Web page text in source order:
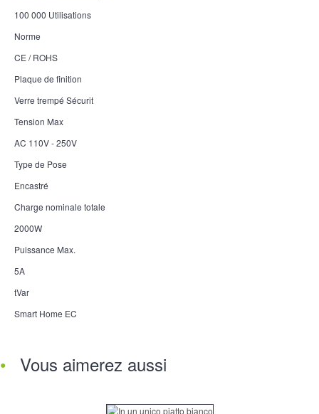
100 000 Utilisations
Norme
CE / ROHS
Plaque de finition
Verre trempé Sécurit
Tension Max
AC 110V - 250V
Type de Pose
Encastré
Charge nominale totale
2000W
Puissance Max.
5A
tVar
Smart Home EC
Vous aimerez aussi